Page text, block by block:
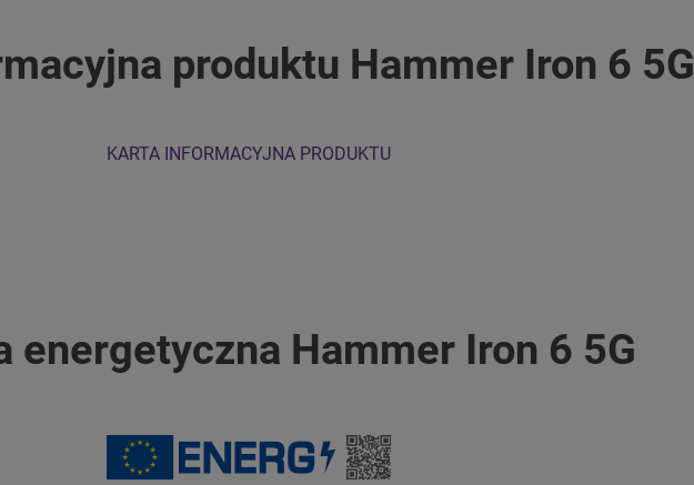
produktu Hammer Iron 6 5G
KARTA INFORMACYJNA PRODUKTU
energetyczna Hammer Iron 6 5G